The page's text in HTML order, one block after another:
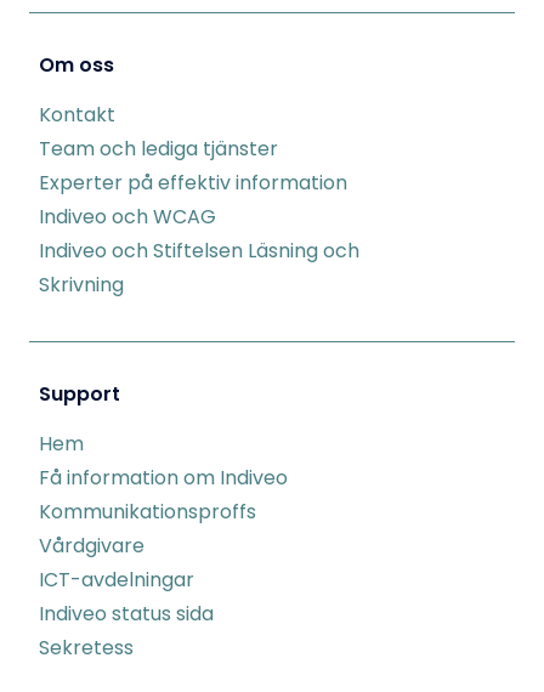
Om oss
Kontakt
Team och lediga tjänster
Experter på effektiv information
Indiveo och WCAG
Indiveo och Stiftelsen Läsning och
Skrivning
Support
Hem
Få information om Indiveo
Kommunikationsproffs
Vårdgivare
ICT-avdelningar
Indiveo status sida
Sekretess